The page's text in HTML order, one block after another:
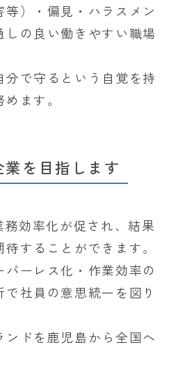
）・偏見・ハラスメン
しの良い働きやすい職場
分で守るという自覚を持
ます。
を目指します
効率化が促され、結果
することができます。
ーレス化・作業効率の
社員の意思統一を図り
ンドを鹿児島から全国へ